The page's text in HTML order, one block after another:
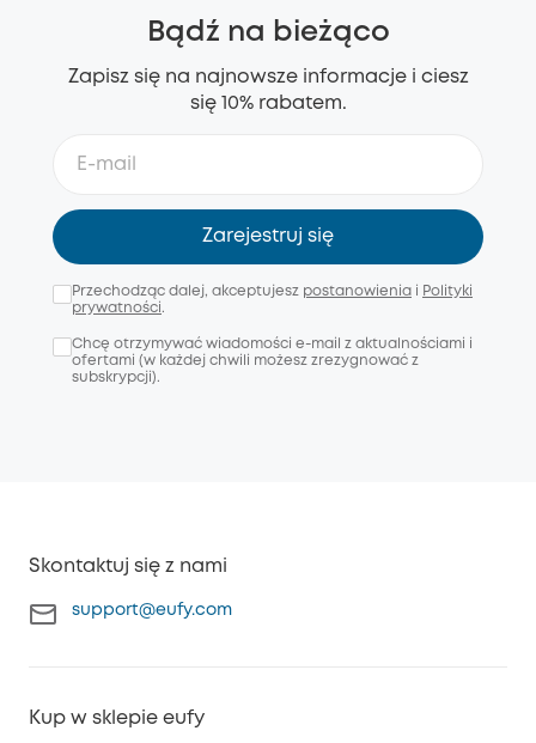
Bądź na bieżąco
Zapisz się na najnowsze informacje i ciesz
się 10% rabatem.
Zarejestruj się
Przechodząc dalej, akceptujesz postanowienia i Polityki
prywatności.
Chcę otrzymywać wiadomości e-mail z aktualnościami i
ofertami (w każdej chwili możesz zrezygnować z
subskrypcji).
Skontaktuj się z nami
support@eufy.com
Kup w sklepie eufy